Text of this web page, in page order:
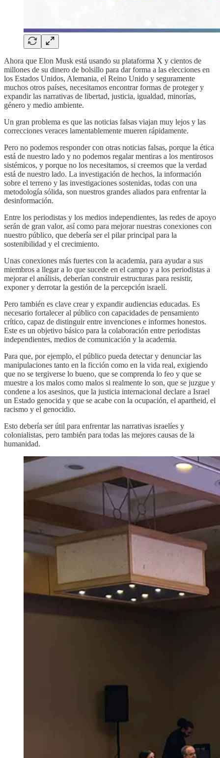
Ahora que Elon Musk está usando su plataforma X y cientos de
millones de su dinero de bolsillo para dar forma a las elecciones en
los Estados Unidos, Alemania, el Reino Unido y seguramente
muchos otros países, necesitamos encontrar formas de proteger y
expandir las narrativas de libertad, justicia, igualdad, minorías,
género y medio ambiente.
Un gran problema es que las noticias falsas viajan muy lejos y las
correcciones veraces lamentablemente mueren rápidamente.
Pero no podemos responder con otras noticias falsas, porque la ética
está de nuestro lado y no podemos regalar mentiras a los mentirosos
sistémicos, y porque no los necesitamos, si creemos que la verdad
está de nuestro lado. La investigación de hechos, la información
sobre el terreno y las investigaciones sostenidas, todas con una
metodología sólida, son nuestros grandes aliados para enfrentar la
desinformación.
Entre los periodistas y los medios independientes, las redes de apoyo
serán de gran valor, así como para mejorar nuestras conexiones con
nuestro público, que debería ser el pilar principal para la
sostenibilidad y el crecimiento.
Unas conexiones más fuertes con la academia, para ayudar a sus
miembros a llegar a lo que sucede en el campo y a los periodistas a
mejorar el análisis, deberían construir estructuras para resistir,
exponer y derrotar la gestión de la percepción israelí.
Pero también es clave crear y expandir audiencias educadas. Es
necesario fortalecer al público con capacidades de pensamiento
crítico, capaz de distinguir entre invenciones e informes honestos.
Este es un objetivo básico para la colaboración entre periodistas
independientes, medios de comunicación y la academia.
Para que, por ejemplo, el público pueda detectar y denunciar las
manipulaciones tanto en la ficción como en la vida real, exigiendo
que no se tergiverse lo bueno, que se comprenda lo feo y que se
muestre a los malos como malos si realmente lo son, que se juzgue y
condene a los asesinos, que la justicia internacional declare a Israel
un Estado genocida y que se acabe con la ocupación, el apartheid, el
racismo y el genocidio.
Esto debería ser útil para enfrentar las narrativas israelíes y
colonialistas, pero también para todas las mejores causas de la
humanidad.